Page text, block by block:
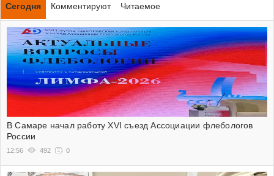
Сегодня Комментируют Читаемое
В Самаре начал работу XVI съезд Ассоциации флебологов
России
12:56 492 0